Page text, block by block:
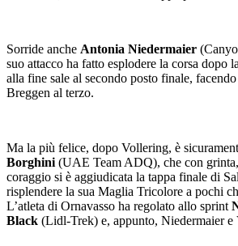
Sorride anche Antonia Niedermaier
suo attacco ha fatto esplodere la corsa dopo
alla fine sale al secondo posto finale,
Breggen al terzo.
Ma la più felice, dopo Vollering, è
Borghini(UAE Team ADQ), che con
coraggio si è aggiudicata la tappa finale di
risplendere la sua Maglia Tricolore a pochi
L’atleta di Ornavasso ha regolato allo sprint
Black (Lidl-Trek) e, appunto, Niedermaier e